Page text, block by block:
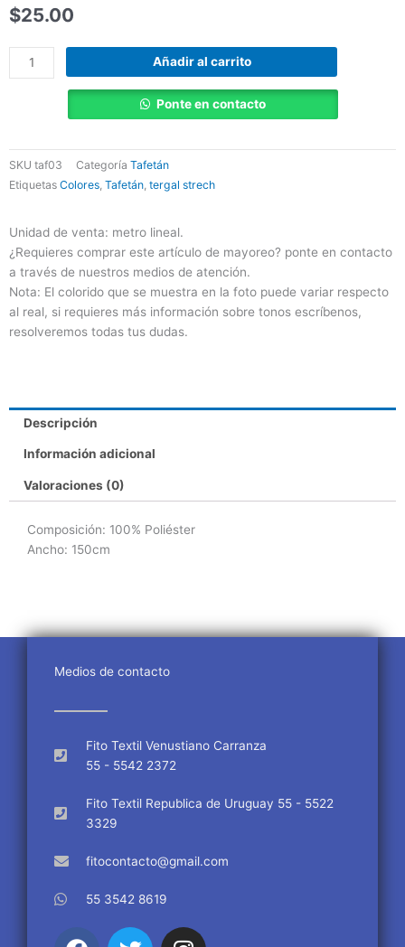
$25.00
Tafetán
|
Añadir al carrito
Ponte en contacto
SKU taf03 Categoría Tafetán
Etiquetas Colores, Tafetán, tergal strech
Unidad de venta: metro lineal.
¿Requieres comprar este artículo de mayoreo? ponte en contacto
a través de nuestros medios de atención.
Nota: El colorido que se muestra en la foto puede variar respecto
al real, si requieres más información sobre tonos escríbenos,
resolveremos todas tus dudas.
Descripción
Información adicional
Valoraciones (0)
Composición: 100% Poliéster
Ancho: 150cm
Medios de contacto
Fito Textil Venustiano Carranza
55 - 5542 2372
Fito Textil Republica de Uruguay 55 - 5522
3329
fitocontacto@gmail.com
55 3542 8619
F
T
I